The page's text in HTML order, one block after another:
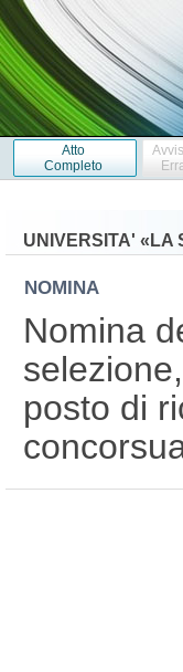
Atto
Completo
UNIVERSITA' «LA
NOMINA
Nomina
posto di